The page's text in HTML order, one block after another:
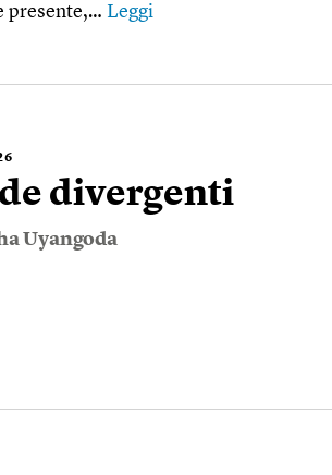
presente,… Leggi
divergenti
Uyangoda